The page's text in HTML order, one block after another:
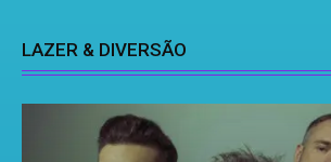
LAZER & DIVERSÃO